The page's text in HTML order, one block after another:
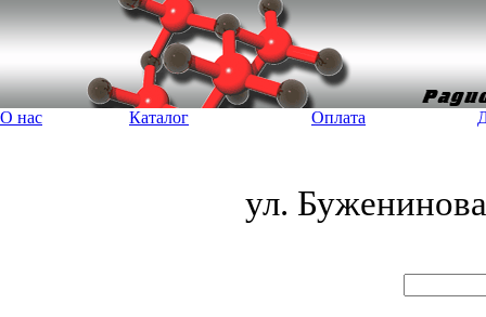
О нас Каталог Оплата
ул.